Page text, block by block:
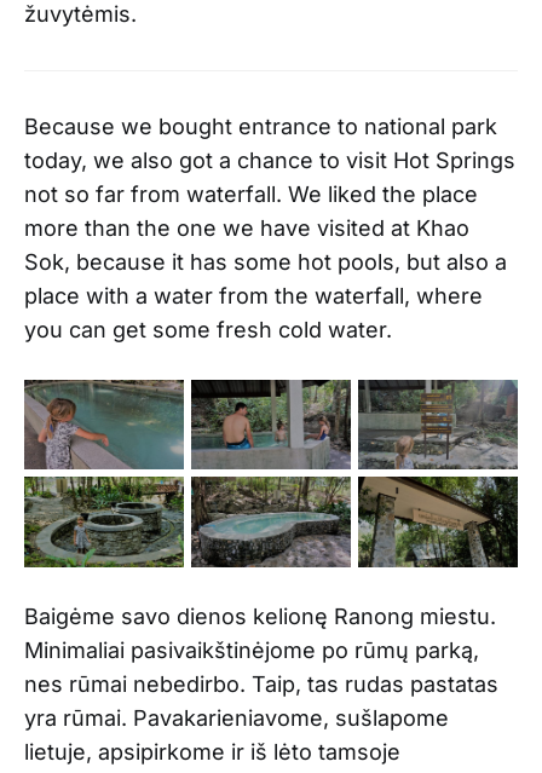
žuvytėmis.
Because we bought entrance to national park
today, we also got a chance to visit Hot Springs
not so far from waterfall. We liked the place
more than the one we have visited at Khao
Sok, because it has some hot pools, but also a
place with a water from the waterfall, where
you can get some fresh cold water.
Baigėme savo dienos kelionę Ranong miestu.
Minimaliai pasivaikštinėjome po rūmų parką,
nes rūmai nebedirbo. Taip, tas rudas pastatas
yra rūmai. Pavakarieniavome, sušlapome
lietuje, apsipirkome ir iš lėto tamsoje